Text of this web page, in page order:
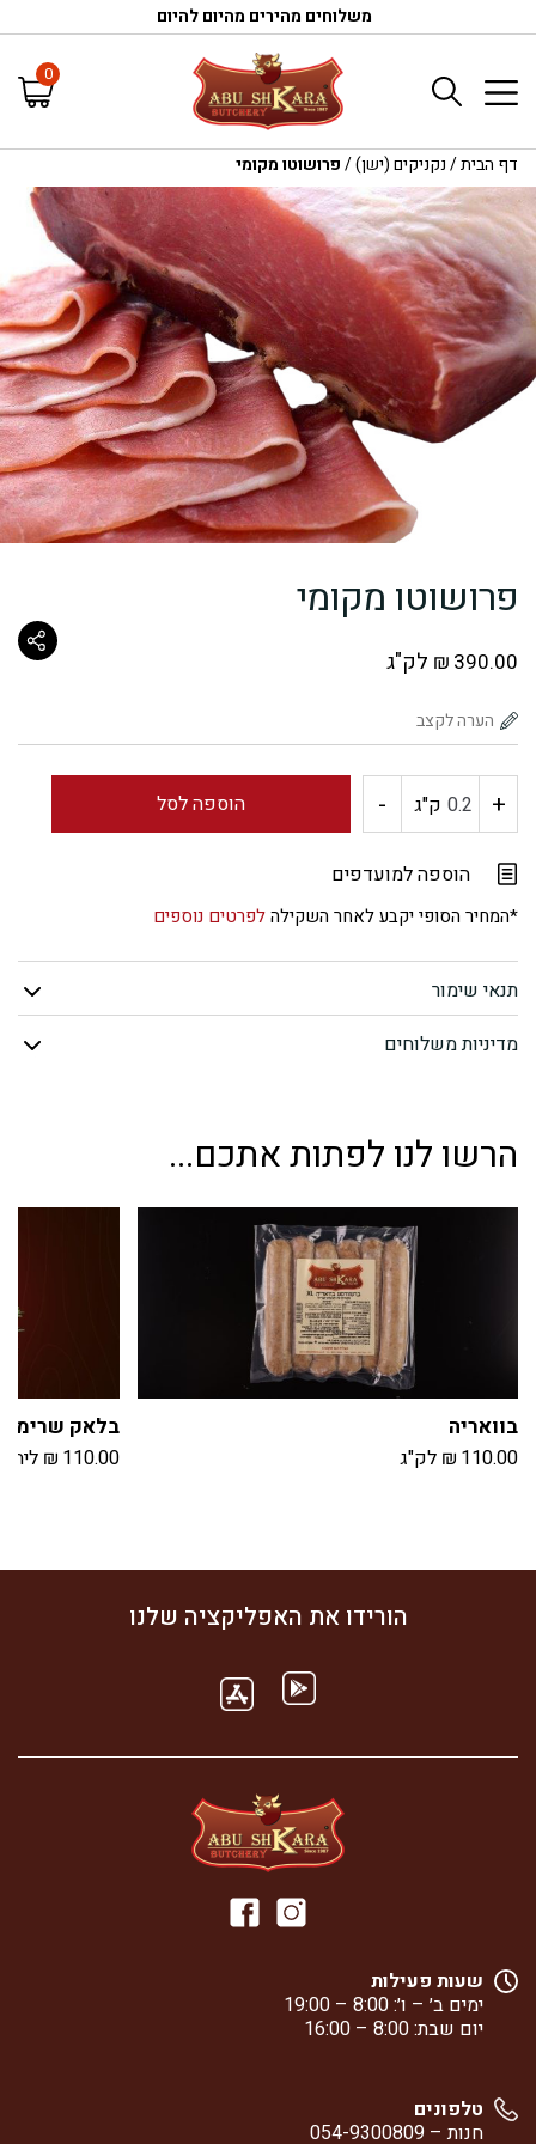
משלוחים מהירים מהיום להיום
0
דף הבית/נקניקים (ישן)/פרושוטו מקומי
פרושוטו מקומי
₪ 390.00 לק"ג
+ כמות
פרושוטו
מקומי
ק"ג - הוספה לסל
הוספה למועדפים
*המחיר הסופי יקבע לאחר השקילהלפרטים נוספים
תנאי שימור
מדיניות משלוחים
הרשו לנו לפתות אתכם...
בוואריה
₪ 110.00 לק"ג
בלאק שרימפס
₪ 110.00 ליח'
הורידו את האפליקציה שלנו
שעות פעילות
ימים ב׳ – ו׳: 8:00 – 19:00
יום שבת: 8:00 – 16:00
טלפונים
חנות – 054-9300809